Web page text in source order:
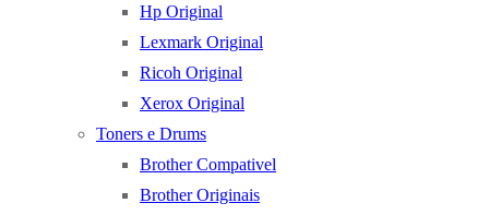
Hp Original
Lexmark Original
Ricoh Original
Xerox Original
Toners e Drums
Brother Compativel
Brother Originais